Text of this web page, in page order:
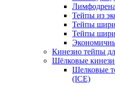
Тейпы из
Тейпы
Тейпы
Кинезио тейпы
Шёлковые
Шелковые
(ICE)